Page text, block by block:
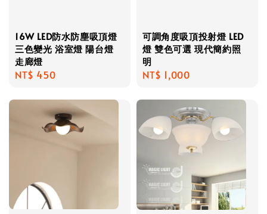
16W LED防水防塵吸頂燈
三色變光 浴室燈 陽台燈
走廊燈
Regular
NT$ 450
可調角度吸頂投射燈 LED
燈 雙色可選 現代簡約照
明
Regular
NT$ 1,000